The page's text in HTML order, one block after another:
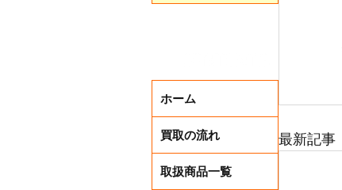
最新記事
ホーム
買取の流れ
取扱商品一覧